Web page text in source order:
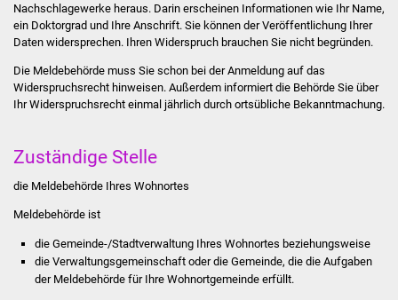
Stellenangebote
Veröffentlichungen
Stadtinfo
Nachschlagewerke heraus. Darin erscheinen Informationen wie Ihr Name,
ein Doktorgrad und Ihre Anschrift. Sie können der Veröffentlichung Ihrer
Daten widersprechen. Ihren Widerspruch brauchen Sie nicht begründen.
Die Meldebehörde muss Sie schon bei der Anmeldung auf das
Widerspruchsrecht hinweisen. Außerdem informiert die Behörde Sie über
Ihr Widerspruchsrecht einmal jährlich durch ortsübliche Bekanntmachung.
Zuständige Stelle
die Meldebehörde Ihres Wohnortes
Meldebehörde ist
die Gemeinde-/Stadtverwaltung Ihres Wohnortes beziehungsweise
die Verwaltungsgemeinschaft oder die Gemeinde, die die Aufgaben
der Meldebehörde für Ihre Wohnortgemeinde erfüllt.